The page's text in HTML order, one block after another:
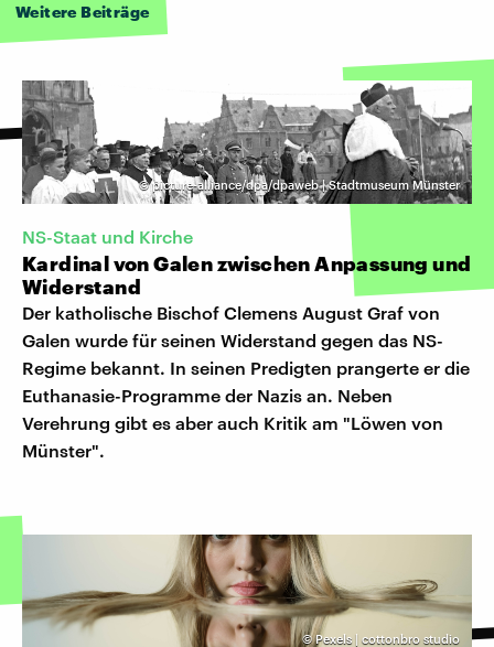
Weitere Beiträge
©picture-alliance/dpa/dpaweb | Stadtmuseum Münster
NS-Staat und Kirche
Kardinal von Galen zwischen Anpassung und
Widerstand
Der katholische Bischof Clemens August Graf von
Galen wurde für seinen Widerstand gegen das NS-
Regime bekannt. In seinen Predigten prangerte er die
Euthanasie-Programme der Nazis an. Neben
Verehrung gibt es aber auch Kritik am "Löwen von
Münster".
©Pexels | cottonbro studio